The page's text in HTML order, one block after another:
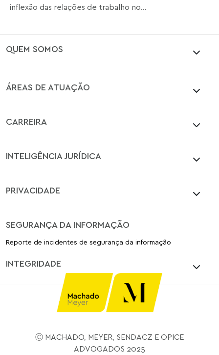
inflexão das relações de trabalho no...
QUEM SOMOS
ÁREAS DE ATUAÇÃO
CARREIRA
INTELIGÊNCIA JURÍDICA
PRIVACIDADE
SEGURANÇA DA INFORMAÇÃO
Reporte de incidentes de segurança da informação
INTEGRIDADE
Ⓒ MACHADO, MEYER, SENDACZ E OPICE
ADVOGADOS 2025